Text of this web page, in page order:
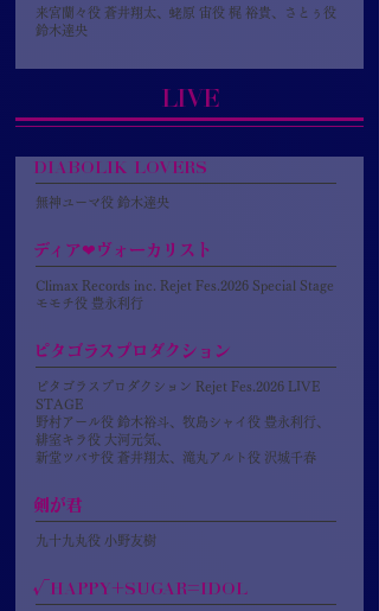
来宮蘭々役 蒼井翔太、蛯原 宙役 梶 裕貴、さとぅ役
鈴木達央
LIVE
DIABOLIK LOVERS
無神ユーマ役 鈴木達央
ディア❤ヴォーカリスト
Climax Records inc. Rejet Fes.2026 Special Stage
モモチ役 豊永利行
ピタゴラスプロダクション
ピタゴラスプロダクション Rejet Fes.2026 LIVE
STAGE
野村アール役 鈴木裕斗、牧島シャイ役 豊永利行、
緋室キラ役 大河元気、
新堂ツバサ役 蒼井翔太、滝丸アルト役 沢城千春
剣が君
九十九丸役 小野友樹
√HAPPY+SUGAR=IDOL